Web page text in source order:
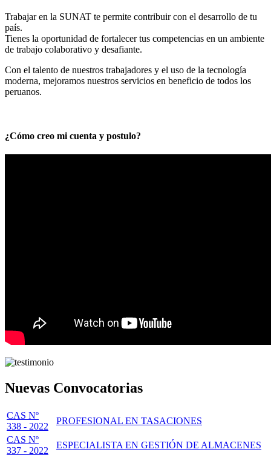
Trabajar en la SUNAT te permite contribuir con el desarrollo de tu
país.
Tienes la oportunidad de fortalecer tus competencias en un ambiente
de trabajo colaborativo y desafiante.
Con el talento de nuestros trabajadores y el uso de la tecnología
moderna, mejoramos nuestros servicios en beneficio de todos los
peruanos.
¿Cómo creo mi cuenta y postulo?
Nuevas Convocatorias
CAS Nº
338 - 2022
PROFESIONAL EN TASACIONES
CAS Nº
337 - 2022
ESPECIALISTA EN GESTIÓN DE ALMACENES